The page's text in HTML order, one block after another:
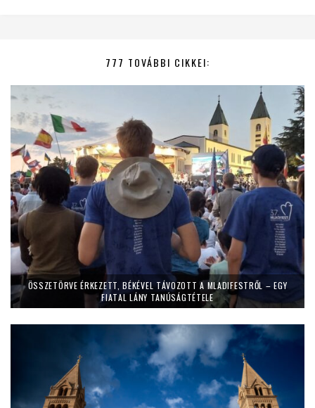
777 TOVÁBBI CIKKEI:
ÖSSZETÖRVE ÉRKEZETT, BÉKÉVEL TÁVOZOTT A MLADIFESTRŐL – EGY
FIATAL LÁNY TANÚSÁGTÉTELE